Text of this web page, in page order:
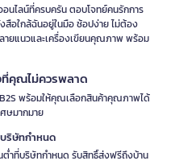
นไลน์ที่ครบครัน ตอบโจทย์คนรักการ
สือใกล้ฉันอยู่ในมือ ช้อปง่าย ไม่ต้อง
ายแนวและเครื่องเขียนคุณภาพ พร้อม
ที่คุณไม่ควรพลาด
พร้อมให้คุณเลือกสินค้าคุณภาพได้
ษมากมาย
ริษัทกำหนด
ำที่บริษัทกำหนด รับสิทธิ์ส่งฟรีถึงบ้าน